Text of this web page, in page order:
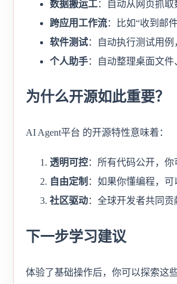
数据搬运工：自动从网页抓
跨应用工作流：比如“收到邮
软件测试：自动执行测试用例
个人助手：自动整理桌面文
为什么开源如此重要？
AI Agent平台 的开源特性意味着：
透明可控：所有代码公开，
自由定制 ：如果你懂编程，
社区驱动：全球开发者共同贡
下一步学习建议
体验了基础操作后，你可以探索这些